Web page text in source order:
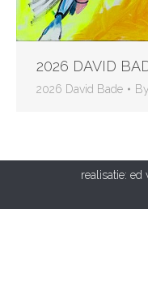
2026 DAVID
2026 David Bade By
realisatie: ed